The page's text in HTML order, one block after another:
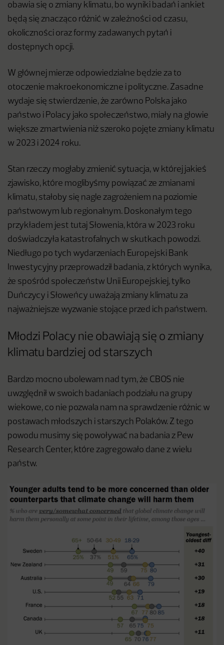
obawia się o zmiany klimatu, bo wyniki badań i ankiet
będą się znacząco różnić w zależności od czasu,
okoliczności oraz formy zadawanych pytań i
dostępnych opcji.
W głównej mierze odpowiedzialne będzie za to
otoczenie makroekonomiczne i polityczne. Zasadne
wydaje się stwierdzenie, że zarówno Polska jako
państwo i Polacy jako społeczeństwo, miały na głowie
większe zmartwienia niż szeroko pojęte zmiany klimatu
w 2023 i 2024 roku.
Stan rzeczy mogłaby zmienić sytuacja, w której jakieś
zjawisko, które moglibyśmy powiązać ze zmianami
klimatu, stałoby się nagle zagrożeniem na poziomie
państwowym lub regionalnym. Doskonałym tego
przykładem jest tutaj Słowenia, która w 2023 roku
doświadczyła katastrofalnych w skutkach powodzi.
Niedługo po tych wydarzeniach Europejski Bank
Inwestycyjny przeprowadził badania, z których wynika,
że spośród społeczeństw Unii Europejskiej, tylko
Duńczycy i Słoweńcy uważają zmiany klimatu za
najważniejsze wyzwanie stojące przed ich państwem.
Młodzi Polacy nie obawiają się o zmiany
klimatu bardziej od starszych
Bardzo mocno ubolewam nad tym, że CBOS nie
uwzględnił w swoich badaniach podziału na grupy
wiekowe, co nie pozwala nam na sprawdzenie różnic w
postawach młodszych i starszych Polaków. Z tego
powodu musimy się powoływać na badania z Pew
Research Center, które zagregowało dane z wielu
państw.